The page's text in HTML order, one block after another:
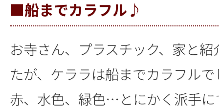
■船までカラフル♪
お寺さん、プラスチック、家と紹
たが、ケララは船までカラフル
赤、水色、緑色…とにかく派手